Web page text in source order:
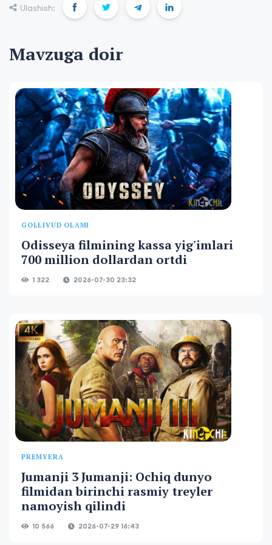
Ulashish:
Mavzuga doir
GOLLIVUD OLAMI
Odisseya filmining kassa yig'imlari
700 million dollardan ortdi
1 322 2026-07-30 23:32
PREMYERA
Jumanji 3 Jumanji: Ochiq dunyo
filmidan birinchi rasmiy treyler
namoyish qilindi
10 566 2026-07-29 16:43